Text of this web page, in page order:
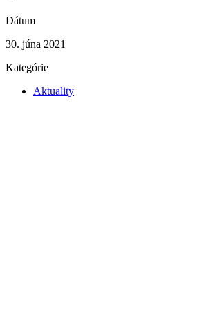
Dátum
30. júna 2021
Kategórie
Aktuality